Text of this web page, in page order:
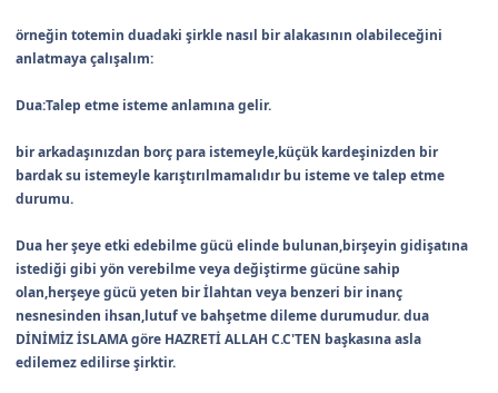
örneğin totemin duadaki şirkle nasıl bir alakasının olabileceğini
anlatmaya çalışalım:
Dua:Talep etme isteme anlamına gelir.
bir arkadaşınızdan borç para istemeyle,küçük kardeşinizden bir
bardak su istemeyle karıştırılmamalıdır bu isteme ve talep etme
durumu.
Dua her şeye etki edebilme gücü elinde bulunan,birşeyin gidişatına
istediği gibi yön verebilme veya değiştirme gücüne sahip
olan,herşeye gücü yeten bir İlahtan veya benzeri bir inanç
nesnesinden ihsan,lutuf ve bahşetme dileme durumudur. dua
DİNİMİZ İSLAMA göre HAZRETİ ALLAH C.C'TEN başkasına asla
edilemez edilirse şirktir.